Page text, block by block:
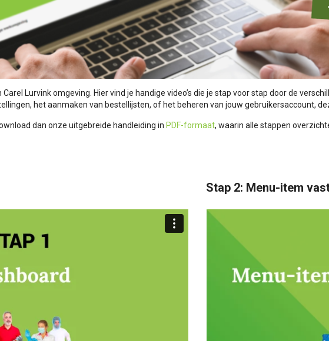
Lurvink omgeving. Hier vind je handige video’s die je stap voor stap door de
het aanmaken van bestellijsten, of het beheren van jouw gebruikersaccount,
dan onze uitgebreide handleiding in PDF-formaat, waarin alle stappen
Stap 2: Menu-item